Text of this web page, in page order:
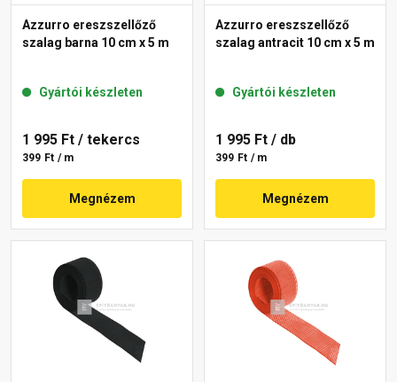
Azzurro ereszszellőző
szalag barna 10 cm x 5 m
Gyártói készleten
1 995 Ft / tekercs
399 Ft / m
Megnézem
Azzurro ereszszellőző
szalag antracit 10 cm x 5 m
Gyártói készleten
1 995 Ft / db
399 Ft / m
Megnézem